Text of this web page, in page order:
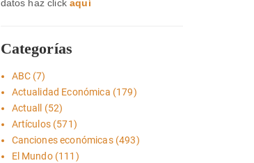
datos haz clickaquí
Categorías
ABC(7)
Actualidad Económica (179)
Actuall
(52)
Artículos(571)
Canciones económicas(493)
El Mundo(111)